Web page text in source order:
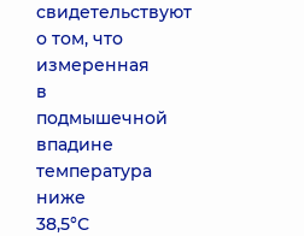
свидетельствуют
о том, что
измеренная
в
подмышечной
впадине
температура
ниже
38,5°С